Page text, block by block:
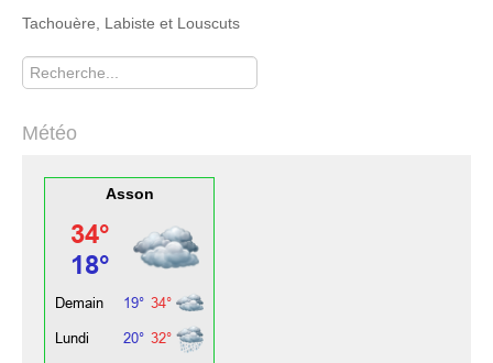
Tachouère, Labiste et Louscuts
Rechercher
Météo
Asson